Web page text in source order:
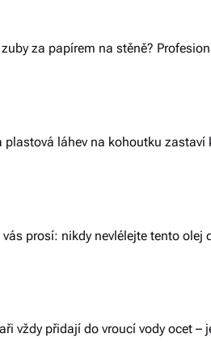
za papírem na stěně?
plastová láhev na kohoutku zastaví
prosí: nikdy nevlélejte tento olej
vždy přidají do vroucí vody ocet –